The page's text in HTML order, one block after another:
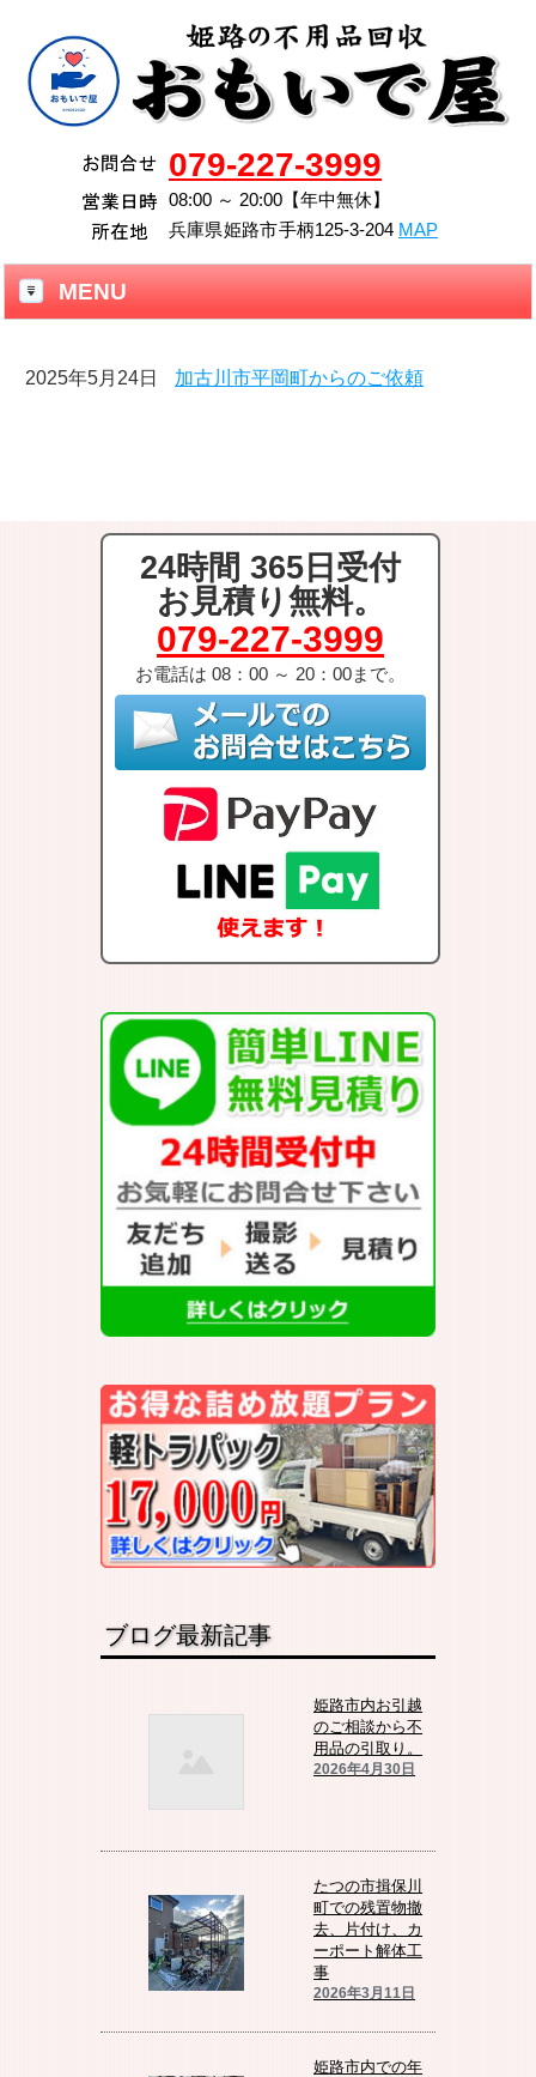
079-227-3999
08:00 ～ 20:00【年中無休】
兵庫県姫路市手柄125-3-204 MAP
MENU
2025年5月24日 加古川市平岡町からのご依頼
24時間 365日受付
お見積り無料。
079-227-3999
お電話は 08：00 ～ 20：00まで。
ブログ最新記事
姫路市内お引越
のご相談から不
用品の引取り。
2026年4月30日
たつの市揖保川
町での残置物撤
去、片付け、カ
ーポート解体工
事
2026年3月11日
姫路市内での年